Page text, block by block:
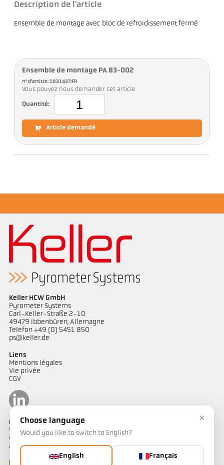
Description de l'article
Ensemble de montage avec bloc de refroidissement fermé
Ensemble de montage PA 83-002
n° d'article: 1031437:FR
Vous pouvez nous demander cet article
Quantité:
Article demandé
Keller HCW GmbH
Pyrometer Systems
Carl-Keller-Straße 2-10
49479 Ibbenbüren, Allemagne
Telefon +49 (0) 5451 850
ps@keller.de
Liens
Mentions légales
Vie privée
CGV
Contact
Vous avez des questions concernant nos solutions de mesure de
température ? Notre équipe se tient à votre disposition pour vous
accompagner.
×
Choose language
Would you like to switch to English?
English Français